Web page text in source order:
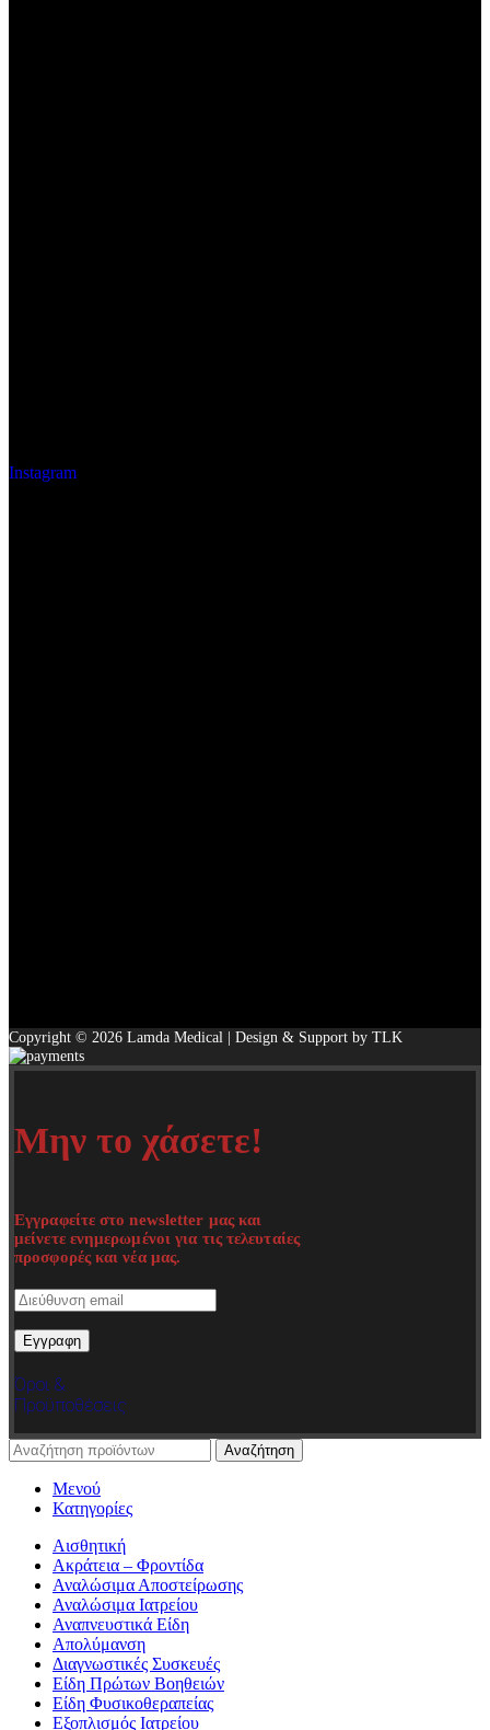
Instagram
Copyright © 2026 Lamda Medical | Design & Support by TLK
Μην το χάσετε!
Εγγραφείτε στο newsletter μας και
μείνετε ενημερωμένοι για τις τελευταίες
προσφορές και νέα μας.
Όροι &
Προϋποθέσεις
Αναζήτηση
Μενού
Κατηγορίες
Αισθητική
Ακράτεια – Φροντίδα
Αναλώσιμα Αποστείρωσης
Αναλώσιμα Ιατρείου
Αναπνευστικά Είδη
Απολύμανση
Διαγνωστικές Συσκευές
Είδη Πρώτων Βοηθειών
Είδη Φυσικοθεραπείας
Εξοπλισμός Ιατρείου